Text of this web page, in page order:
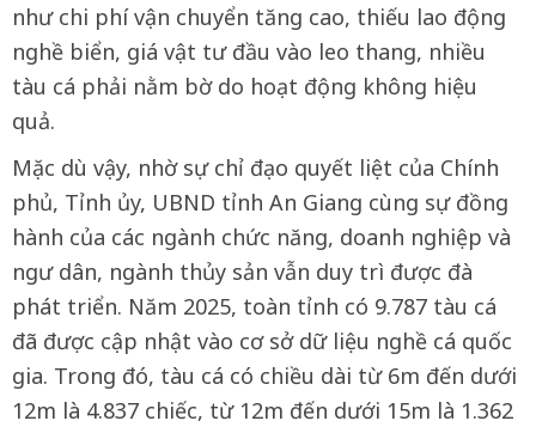
như chi phí vận chuyển tăng cao, thiếu lao động
nghề biển, giá vật tư đầu vào leo thang, nhiều
tàu cá phải nằm bờ do hoạt động không hiệu
quả.
Mặc dù vậy, nhờ sự chỉ đạo quyết liệt của Chính
phủ, Tỉnh ủy, UBND tỉnh An Giang cùng sự đồng
hành của các ngành chức năng, doanh nghiệp và
ngư dân, ngành thủy sản vẫn duy trì được đà
phát triển. Năm 2025, toàn tỉnh có 9.787 tàu cá
đã được cập nhật vào cơ sở dữ liệu nghề cá quốc
gia. Trong đó, tàu cá có chiều dài từ 6m đến dưới
12m là 4.837 chiếc, từ 12m đến dưới 15m là 1.362